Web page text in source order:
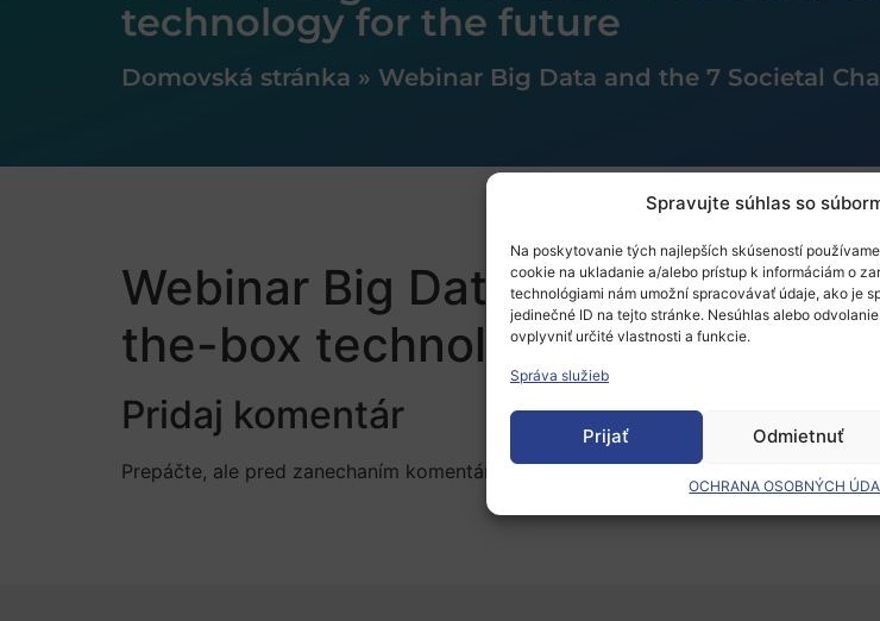
Spravujte súhlas so
Na poskytovanie tých najlepších skúseností
cookie na ukladanie a/alebo prístup k informáciám o
technológiami nám umožní spracovávať údaje, ako je
jedinečné ID na tejto stránke. Nesúhlas alebo
ovplyvniť určité vlastnosti a funkcie.
Správa služieb
Prijať Odmietnuť
OCHRANA OSOBNÝCH
technology for the future
Domovská stránka » Webinar Big Data and the 7 Societal
Webinar Big Data and the 7
the-box technology for the future
Pridaj komentár
Prepáčte, ale pred zanechaním komentára sa musíteprihlásiť.